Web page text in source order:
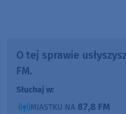
O tej sprawie
FM.
Słuchaj w:
MIASTKU NA 87,8 FM